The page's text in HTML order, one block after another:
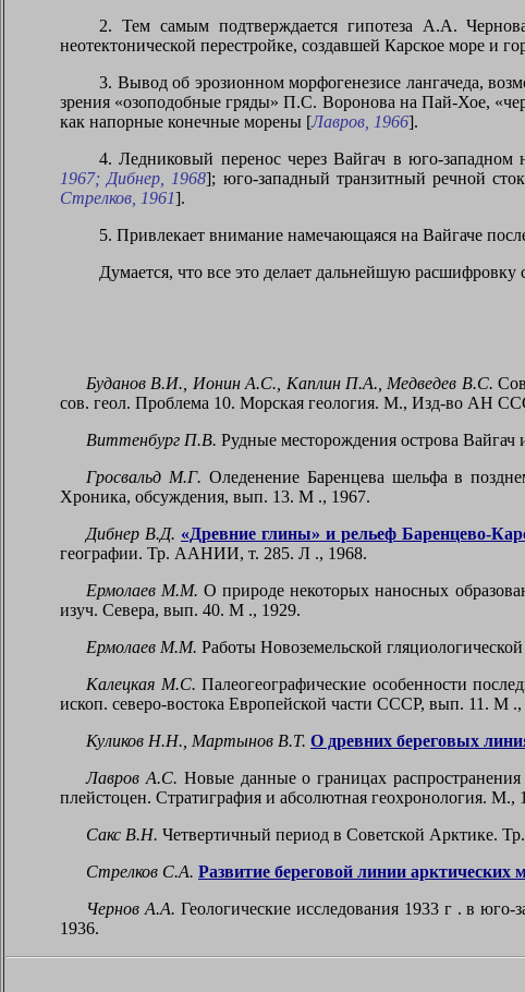
2. Тем самым подтверждается гипотеза А.А.
неотектонической перестройке, создавшей Карское море и
3. Вывод об эрозионном морфогенезисе лангачеда,
зрения «озоподобные гряды» П.С. Воронова на Пай-Хое,
как напорные конечные морены [Лавров, 1966].
4. Ледниковый перенос через Вайгач в юго-западном
1967; Дибнер, 1968]; юго-западный транзитный речной
Стрелков, 1961].
5. Привлекает внимание намечающаяся на Вайгаче
Думается, что все это делает дальнейшую
Буданов В.И., Ионин А.С., Каплин П.А., Медведев В.С.
сов. геол. Проблема 10. Морская геология. М., Изд-во АН
Виттенбург П.В. Рудные месторождения острова
Гросвальд М.Г. Оледенение Баренцева шельфа в
Хроника, обсуждения, вып. 13. М ., 1967.
Дибнер В.Д. «Древние глины» и рельеф Баренцево-
географии. Тр. ААНИИ, т. 285. Л ., 1968.
Ермолаев М.М. О природе некоторых наносных
изуч. Севера, вып. 40. М ., 1929.
Ермолаев М.М. Работы Новоземельской
Калецкая М.С. Палеогеографические особенности
ископ. северо-востока Европейской части СССР, вып. 11. М
Куликов Н.Н., Мартынов В.Т. О древних береговых
Лавров А.С. Новые данные о границах
плейстоцен. Стратиграфия и абсолютная геохронология. М.,
Сакс В.Н. Четвертичный период в Советской Арктике.
Стрелков С.А. Развитие береговой линии
Чернов А.А. Геологические исследования 1933 г. в юго-
1936.